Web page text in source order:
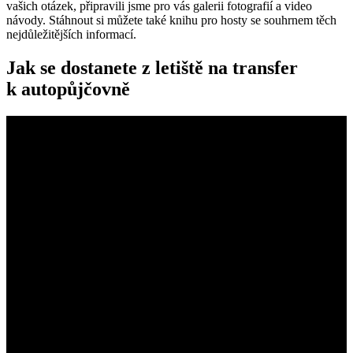
vašich otázek, připravili jsme pro vás galerii fotografií a video
návody. Stáhnout si můžete také knihu pro hosty se souhrnem těch
nejdůležitějších informací.
Jak se dostanete z letiště na transfer
k autopůjčovně